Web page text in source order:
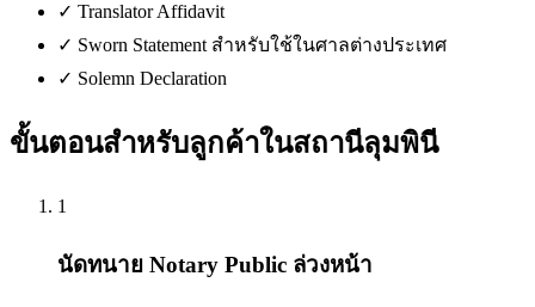
✓ Translator Affidavit
✓ Sworn Statement สำหรับใช้ในศาลต่างประเทศ
✓ Solemn Declaration
ขั้นตอนสำหรับลูกค้าในสถานีลุมพินี
1
นัดทนาย Notary Public ล่วงหน้า